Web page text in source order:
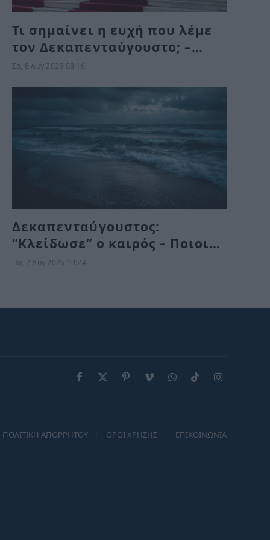
Τι σημαίνει η ευχή που λέμε
τον Δεκαπενταύγουστο; –
Είναι σωστή ή λάθος;
Σα, 8 Αυγ 2026 08:16
Δεκαπενταύγουστος:
“Κλείδωσε” ο καιρός – Ποιοι
θα κάνουν διακοπές με βροχή
Πα, 7 Αυγ 2026 19:24
Facebook
X
PinterestVimeoWhatsAppTikTokInstagram
ΠΟΛΙΤΙΚΗ ΑΠΟΡΡΗΤΟΥ ΟΡΟΙ ΧΡΗΣΗΣ ΕΠΙΚΟΙΝΩΝΙΑ